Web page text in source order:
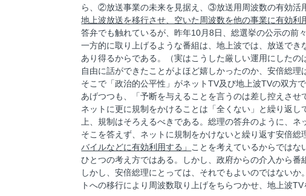
ら、②放送事業の未来を見据え、③放送用周波数の有効活
地上波放送を移行させ、空いた周波数を他の事業に有効利
答弁でも触れているが、昨年10月8日、総選挙の公示の前
一方的に取り上げるような番組は、地上波では、放送で
あり得るからである。（実はこうした厳しい運用にした
自由に話ができたことがよほど嬉しかったのか、安倍総理
そこで「政治的公平性」がネットTV及び地上波TVの双方
あげつつも、「予断を与えることを言うのは差し控えさ
ネットに更に規制をかけることは「全くない」と繰り返
上、規制はそろえるべきである。総理の答弁のように、
そこを答えず、ネットに規制をかけないと繰り返す安倍総
バイルなどに有効利用する」 ことを考えているからではな
ひとつの考え方ではある。しかし、政府からの介入から
しかし、安倍総理にとっては、それでもよいのではない
トへの移行により周波数取り上げをちらつかせ、地上波